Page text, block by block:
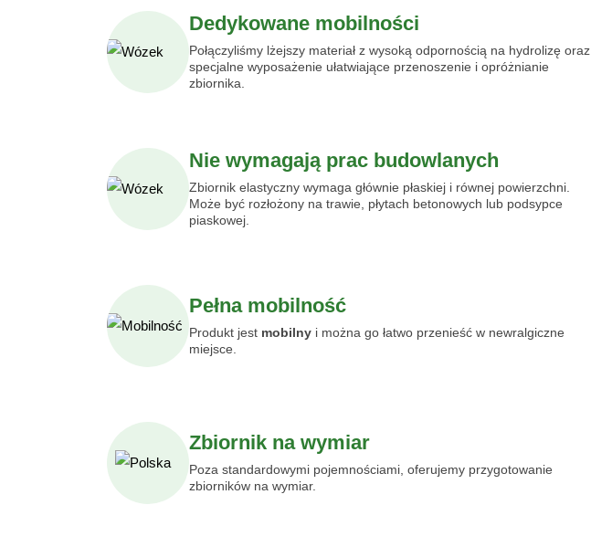
Dedykowane mobilności
Połączyliśmy lżejszy materiał z wysoką odpornością na hydrolizę oraz
specjalne wyposażenie ułatwiające przenoszenie i opróżnianie
zbiornika.
Nie wymagają prac budowlanych
Zbiornik elastyczny wymaga głównie płaskiej i równej powierzchni.
Może być rozłożony na trawie, płytach betonowych lub podsypce
piaskowej.
Pełna mobilność
Produkt jest mobilny i można go łatwo przenieść w newralgiczne
miejsce.
Zbiornik na wymiar
Poza standardowymi pojemnościami, oferujemy przygotowanie
zbiorników na wymiar.